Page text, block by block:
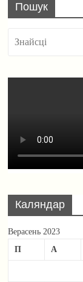
Пошук
Каляндар
Верасень 2023
П
А